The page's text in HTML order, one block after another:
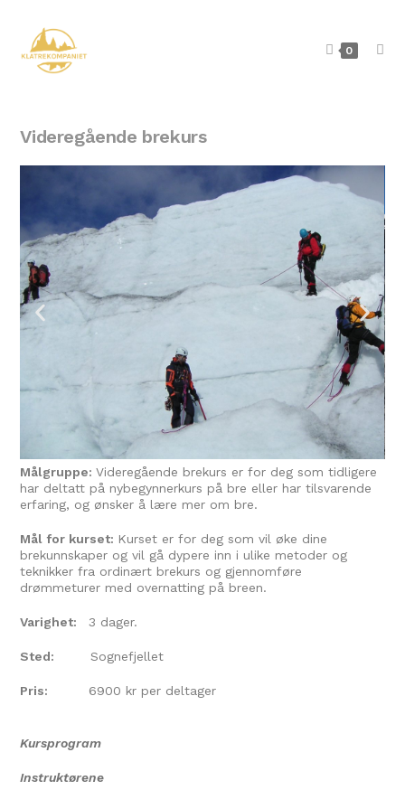
0
Videregående brekurs
Målgruppe:Videregående brekurs er for deg som tidligere
har deltatt på nybegynnerkurs på bre eller har tilsvarende
erfaring, og ønsker å lære mer om bre.
Mål for kurset: Kurset er for deg som vil øke dine
brekunnskaper og vil gå dypere inn i ulike metoder og
teknikker fra ordinært brekurs og gjennomføre
drømmeturer med overnatting på breen.
Varighet: 3 dager.
Sted: Sognefjellet
Pris: 6900 kr per deltager
Kursprogram
Instruktørene